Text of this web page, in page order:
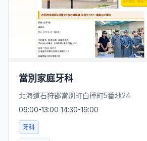
當別家庭牙科
北海道石狩郡當別町白樺町5番地24
09:00-13:00 14:30-19:00
牙科